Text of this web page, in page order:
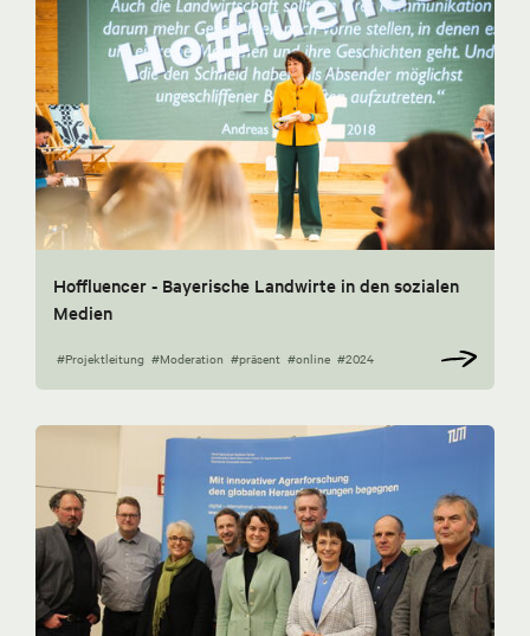
Hoffluencer - Bayerische Landwirte in den sozialen
Medien
#Projektleitung #Moderation #präsent #online #2024